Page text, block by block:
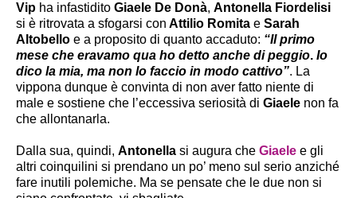
Vip ha infastidito Giaele De Donà, Antonella Fiordelisi
si è ritrovata a sfogarsi con Attilio Romita e Sarah
Altobello e a proposito di quanto accaduto: “Il primo
mese che eravamo qua ho detto anche di peggio. Io
dico la mia, ma non lo faccio in modo cattivo”. La
vippona dunque è convinta di non aver fatto niente di
male e sostiene che l’eccessiva seriosità di Giaele non fa
che allontanarla.
Dalla sua, quindi, Antonella si augura che Giaele e gli
altri coinquilini si prendano un po’ meno sul serio anziché
fare inutili polemiche. Ma se pensate che le due non si